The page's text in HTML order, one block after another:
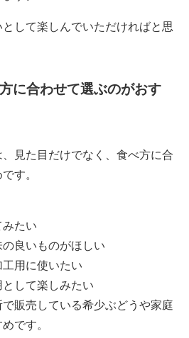
して楽しんでいただければと思
に合わせて選ぶのがおす
見た目だけでなく、食べ方に合
す。
たい
良いものがほしい
用に使いたい
して楽しみたい
販売している希少ぶどうや家庭
です。